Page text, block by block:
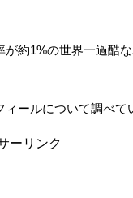
約1%の世界一過酷
ールについて調べて
ーリンク